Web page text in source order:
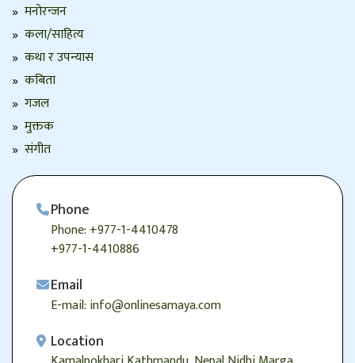
मनोरन्जन
कला/साहित्य
कथा र उपन्यास
कबिता
गजल
मुक्तक
संगीत
Phone
Phone: +977-1-4410478
+977-1-4410886
Email
E-mail: info@onlinesamaya.com
Location